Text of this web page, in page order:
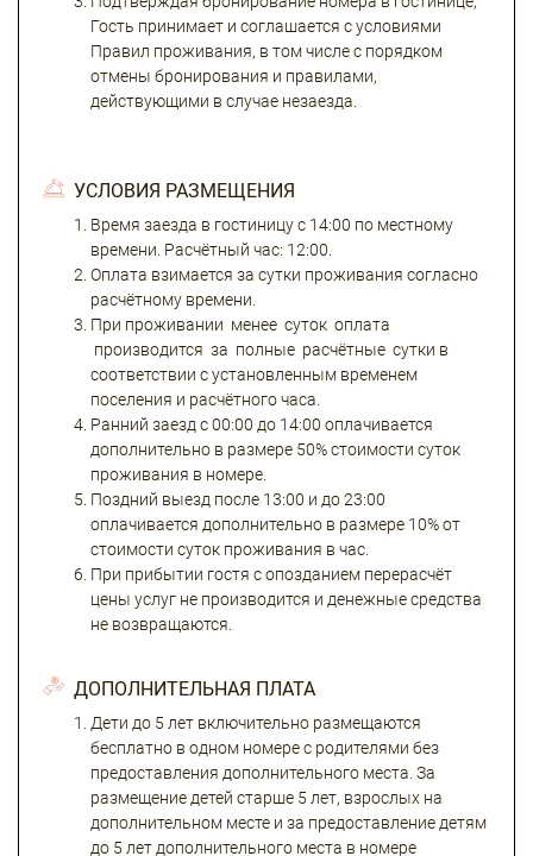
Гость принимает и соглашается с условиями
Правил проживания, в том числе с порядком
отмены бронирования и правилами,
действующими в случае незаезда.
УСЛОВИЯ РАЗМЕЩЕНИЯ
Время заезда в гостиницу с 14:00 по местному
времени. Расчётный час: 12:00.
Оплата взимается за сутки проживания согласно
расчётному времени.
При проживании менее суток оплата
производится за полные расчётные сутки в
соответствии с установленным временем
поселения и расчётного часа.
Ранний заезд с 00:00 до 14:00 оплачивается
дополнительно в размере 50% стоимости суток
проживания в номере.
Поздний выезд после 13:00 и до 23:00
оплачивается дополнительно в размере 10% от
стоимости суток проживания в час.
При прибытии гостя с опозданием перерасчёт
цены услуг не производится и денежные средства
не возвращаются.
ДОПОЛНИТЕЛЬНАЯ ПЛАТА
Дети до 5 лет включительно размещаются
бесплатно в одном номере с родителями без
предоставления дополнительного места. За
размещение детей старше 5 лет, взрослых на
дополнительном месте и за предоставление детям
до 5 лет дополнительного места в номере